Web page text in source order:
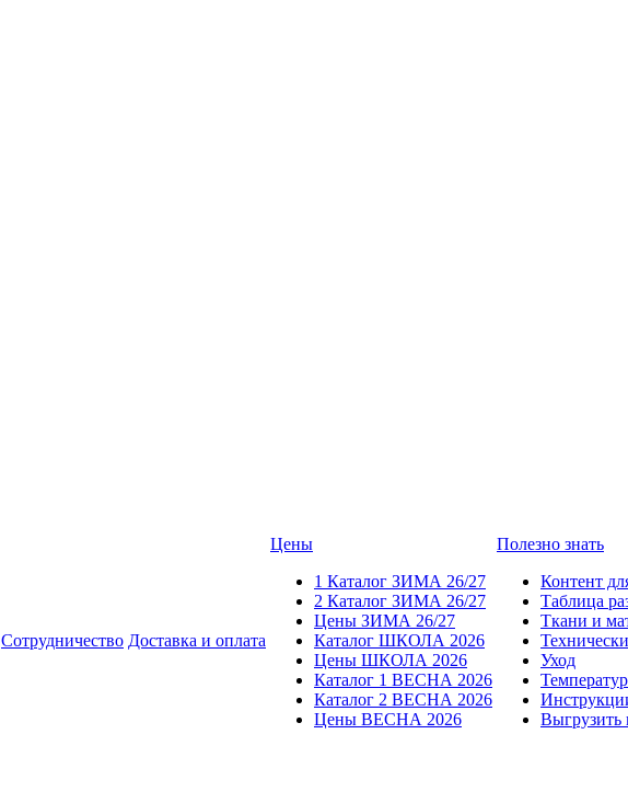
Сотрудничество Доставка и оплата
Цены
1 Каталог ЗИМА 26/27
2 Каталог ЗИМА 26/27
Цены ЗИМА 26/27
Каталог ШКОЛА 2026
Цены ШКОЛА 2026
Каталог 1 ВЕСНА 2026
Каталог 2 ВЕСНА 2026
Цены ВЕСНА 2026
Полезно знать
Контент
Таблица
Ткани и
Уход
Выгрузить